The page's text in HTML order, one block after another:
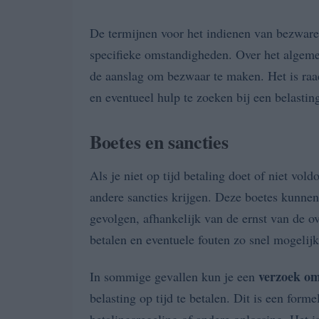
De termijnen voor het indienen van
specifieke omstandigheden. Over het
de aanslag om bezwaar te maken. Het is
en eventueel hulp te zoeken bij een
Boetes en sancties
Als je niet op tijd betaling doet of niet
andere sancties krijgen. Deze boetes
gevolgen, afhankelijk van de ernst van de
betalen en eventuele fouten zo snel
In sommige gevallen kun je een verzoek
belasting op tijd te betalen. Dit is een